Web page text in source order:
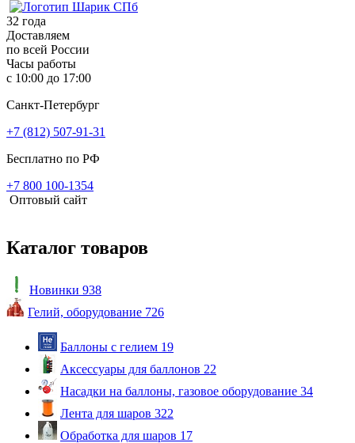
32 года
Доставляем
по всей России
Часы работы
с 10:00 до 17:00
Санкт-Петербург
+7 (812) 507-91-31
Бесплатно по РФ
+7 800 100-1354
Оптовый сайт
Каталог товаров
Новинки 938
Гелий, оборудование 726
Баллоны с гелием 19
Аксессуары для баллонов 22
Насадки на баллоны, газовое оборудование 34
Лента для шаров 322
Обработка для шаров 17